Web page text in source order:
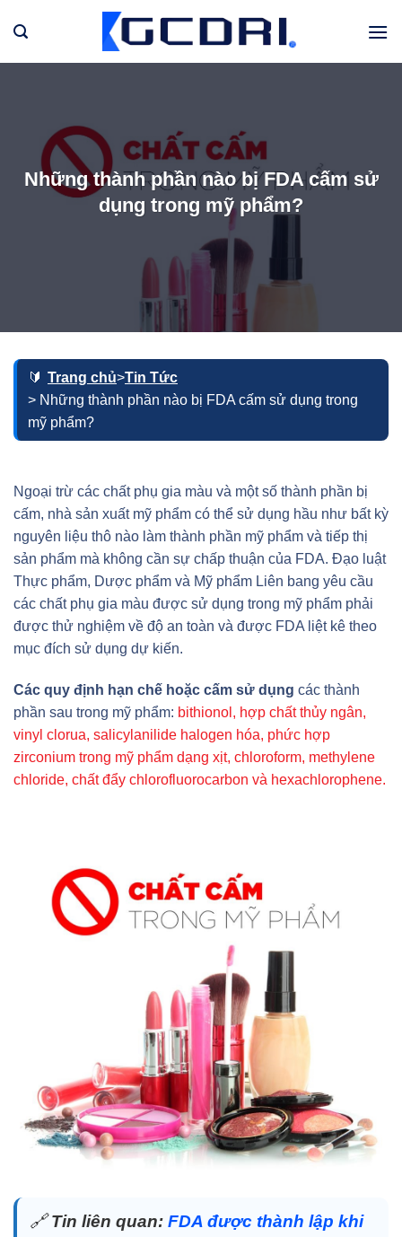
qua
Những thành phần nào bị FDA cấm sử
dụng trong mỹ phẩm?
Trang chủ>Tin Tức
> Những thành phần nào bị FDA cấm sử dụng trong
mỹ phẩm?
Ngoại trừ các chất phụ gia màu và một số thành phần bị
cấm, nhà sản xuất mỹ phẩm có thể sử dụng hầu như bất kỳ
nguyên liệu thô nào làm thành phần mỹ phẩm và tiếp thị
sản phẩm mà không cần sự chấp thuận của FDA. Đạo luật
Thực phẩm, Dược phẩm và Mỹ phẩm Liên bang yêu cầu
các chất phụ gia màu được sử dụng trong mỹ phẩm phải
được thử nghiệm về độ an toàn và được FDA liệt kê theo
mục đích sử dụng dự kiến.
Các quy định hạn chế hoặc cấm sử dụng các thành
phần sau trong mỹ phẩm: bithionol, hợp chất thủy ngân,
vinyl clorua, salicylanilide halogen hóa, phức hợp
zirconium trong mỹ phẩm dạng xịt, chloroform, methylene
chloride, chất đẩy chlorofluorocarbon và hexachlorophene.
🔗Tin liên quan: FDA được thành lập khi